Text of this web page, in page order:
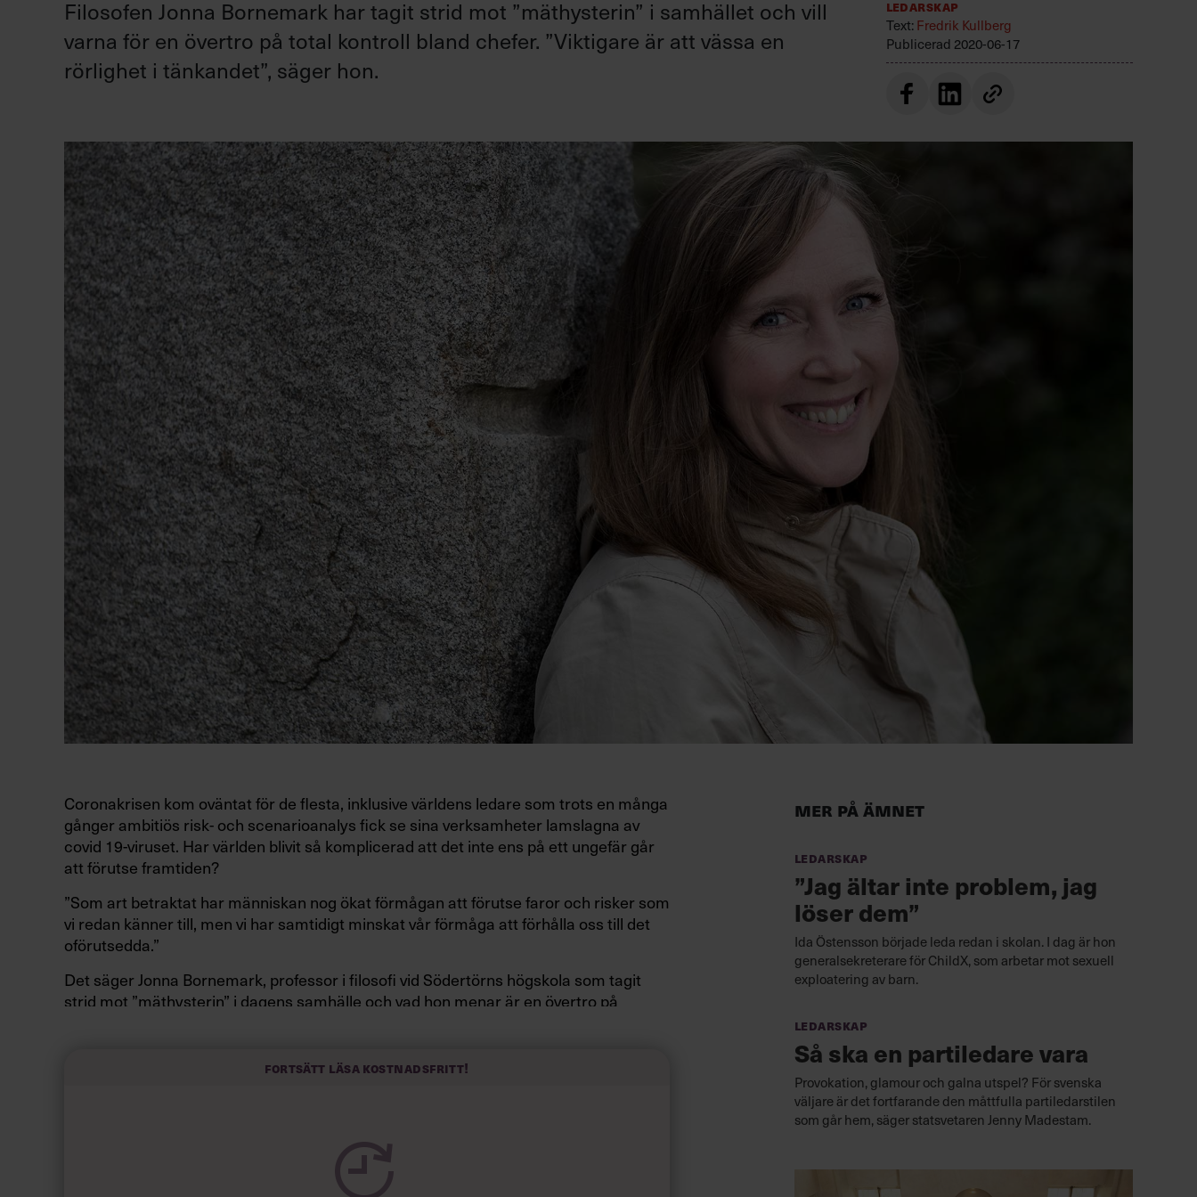
Filosofen Jonna Bornemark har tagit strid mot ”mäthysterin” i samhället och vill
varna för en övertro på total kontroll bland chefer. ”Viktigare är att vässa en
rörlighet i tänkandet”, säger hon.
Ledarskap
Text: Fredrik Kullberg
Publicerad 2020-06-17
Coronakrisen kom oväntat för de flesta, inklusive världens ledare som trots en många
gånger ambitiös risk- och scenarioanalys fick se sina verksamheter lamslagna av
covid 19-viruset. Har världen blivit så komplicerad att det inte ens på ett ungefär går
att förutse framtiden?
”Som art betraktat har människan nog ökat förmågan att förutse faror och risker som
vi redan känner till, men vi har samtidigt minskat vår förmåga att förhålla oss till det
oförutsedda.”
Det säger Jonna Bornemark, professor i filosofi vid Södertörns högskola som tagit
strid mot ”mäthysterin” i dagens samhälle och vad hon menar är en övertro på
verkligheten omkring oss förändras.
framtiden aldrig eller sällan ger några definitiva fakta, dels för att det handlar om så
långa tidsperspektiv. En politik och ett samhälle som bara ser till ekonomi och
effektivitet kommer aldrig kunna lyssna på sådan forskning”, menar Jonna
Fortsätt läsa kostnadsfritt!
Mer på ämnet
Ledarskap
”Jag ältar inte problem, jag
löser dem”
Ida Östensson började leda redan i skolan. I dag är hon
generalsekreterare för ChildX, som arbetar mot sexuell
exploatering av barn.
Ledarskap
Så ska en partiledare vara
Provokation, glamour och galna utspel? För svenska
väljare är det fortfarande den måttfulla partiledarstilen
som går hem, säger statsvetaren Jenny Madestam.